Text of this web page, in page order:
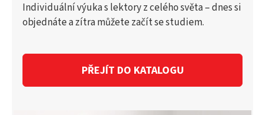
Individuální výuka s lektory z celého světa – dnes si
objednáte a zítra můžete začít se studiem.
PŘEJÍT DO KATALOGU